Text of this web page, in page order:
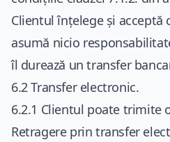
Clientul înțelege și acceptă
asumă nicio
îl durează un transfer
6.2 Transfer electronic.
6.2.1 Clientul poate trimite
Retragere prin transfer